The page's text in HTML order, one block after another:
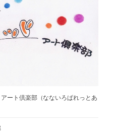
ート倶楽部（なないろぱれっとあ